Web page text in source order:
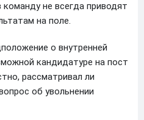
не всегда приводят
на поле.
о внутренней
кандидатуре на пост
рассматривал ли
об увольнении